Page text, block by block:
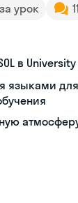
урок
в
языками для